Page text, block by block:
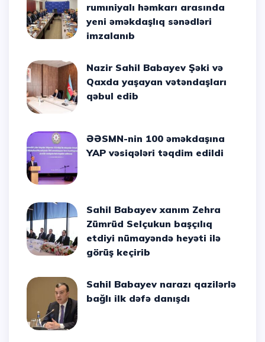
rumıniyalı həmkarı arasında
yeni əməkdaşlıq sənədləri
imzalanıb
Nazir Sahil Babayev Şəki və
Qaxda yaşayan vətəndaşları
qəbul edib
ƏƏSMN-nin 100 əməkdaşına
YAP vəsiqələri təqdim edildi
Sahil Babayev xanım Zehra
Zümrüd Selçukun başçılıq
etdiyi nümayəndə heyəti ilə
görüş keçirib
Sahil Babayev narazı qazilərlə
bağlı ilk dəfə danışdı